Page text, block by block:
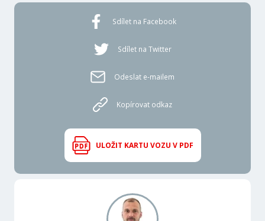
Sdílet na Facebook
Sdílet na Twitter
Odeslat e-mailem
Kopírovat odkaz
ULOŽIT KARTU VOZU V PDF